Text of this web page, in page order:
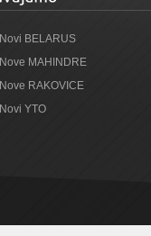
Novi BELARUS
Nove MAHINDRE
Nove RAKOVICE
Novi YTO